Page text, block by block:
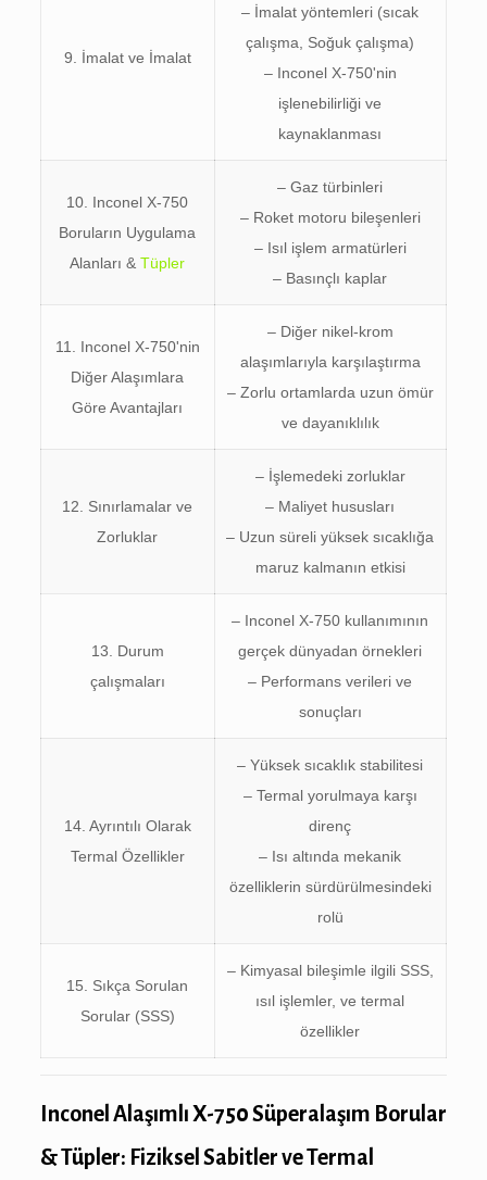
9. İmalat ve İmalat
– İmalat yöntemleri (sıcak
çalışma, Soğuk çalışma)
– Inconel X-750'nin
işlenebilirliği ve
kaynaklanması
10. Inconel X-750
Boruların Uygulama
Alanları &Tüpler
– Gaz türbinleri
– Roket motoru bileşenleri
– Isıl işlem armatürleri
– Basınçlı kaplar
11. Inconel X-750'nin
Diğer Alaşımlara
Göre Avantajları
– Diğer nikel-krom
alaşımlarıyla karşılaştırma
– Zorlu ortamlarda uzun ömür
ve dayanıklılık
12. Sınırlamalar ve
Zorluklar
– İşlemedeki zorluklar
– Maliyet hususları
– Uzun süreli yüksek sıcaklığa
maruz kalmanın etkisi
13. Durum
çalışmaları
– Inconel X-750 kullanımının
gerçek dünyadan örnekleri
– Performans verileri ve
sonuçları
14. Ayrıntılı Olarak
Termal Özellikler
– Yüksek sıcaklık stabilitesi
– Termal yorulmaya karşı
direnç
– Isı altında mekanik
özelliklerin sürdürülmesindeki
rolü
15. Sıkça Sorulan
Sorular (SSS)
– Kimyasal bileşimle ilgili SSS,
ısıl işlemler, ve termal
özellikler
Inconel Alaşımlı X-750 Süperalaşım Borular
& Tüpler: Fiziksel Sabitler ve Termal